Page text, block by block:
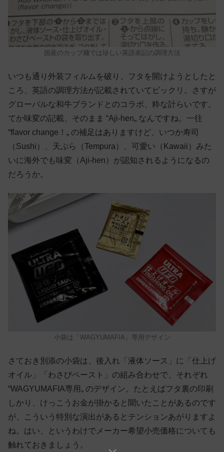
国産のカップ麺では珍しい英語表記の調理方法
いつも通り外装フィルムを破り、フタを開けようとしたと
ころ、英語の調理方法が記載されていてビックリ。さすが
グローバルな和牛ブランドとのコラボ、粋な計らいです。
てか味変の記載、そのまま “Aji-hen„ なんですね。一往
“flavor change！„ の補足はありますけど、いつか寿司
（Sushi）、天ぷら（Tempura）、可愛い（Kawaii）みた
いに海外でも味変（Aji-hen）が認知されるようになるの
だろうか。
小袋は「WAGYUMAFIA」専用デザイン
さておき別添の小袋は、後入れ「液体ソース」に「仕上げ
オイル」「わさびペースト」の組み合わせで、それぞれ
“WAGYUMAFIA専用„ のデザイン。たとえばフタ裏の印刷
しかり、けっこうお金が掛かると聞いたことがあるのです
が、こういう特別な演出があるとテンションあがりますよ
ね。はい、というわけでメーカー希望小売価格についても
触れておきましょう。